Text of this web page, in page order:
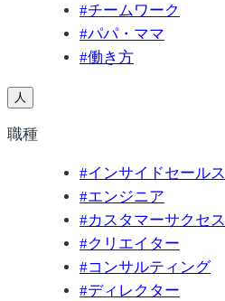
#チームワーク
#パパ・ママ
#働き方
人
職種
#インサイドセールス
#エンジニア
#カスタマーサクセス
#クリエイター
#コンサルティング
#ディレクター